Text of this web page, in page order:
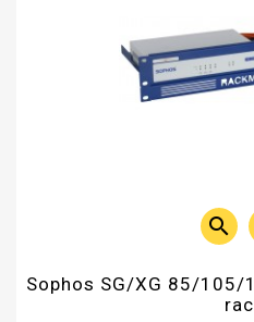

Sophos SG/XG 85/105/